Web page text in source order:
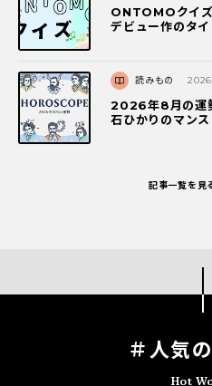
ONTOMOクイ
デビュー作のタイ
読みもの
2026年8月の運
石ひかりのマン
記事一覧を見
＃人気
Hot